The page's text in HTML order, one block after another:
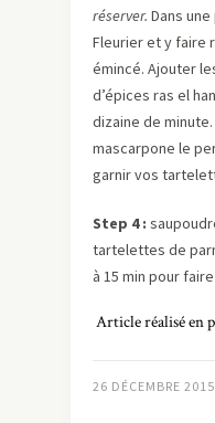
réserver. Dans
Fleurier et y faire
émincé. Ajouter
d’épices ras el
dizaine de
mascarpone le
garnir vos
Step 4 :
tartelettes de
à 15 min pour
Article réalisé en
26 DÉCEMBRE 2015